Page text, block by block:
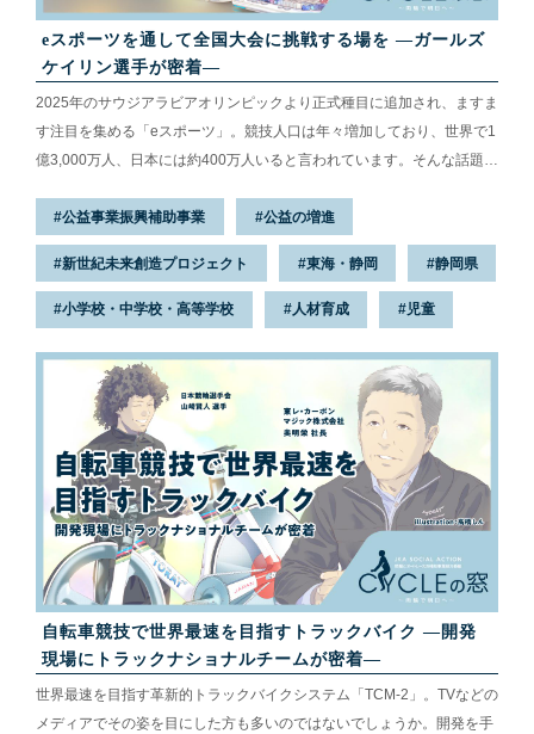
eスポーツを通して全国大会に挑戦する場を ―ガールズ
ケイリン選手が密着―
2025年のサウジアラビアオリンピックより正式種目に追加され、ますま
す注目を集める「eスポーツ」。競技人口は年々増加しており、世界で1
億3,000万人、日本には約400万人いると言われています。そんな話題の
精華学園高等学校 清水校です。eスポーツコースは2023年度に新設され
たばかり。その設立に競輪とオートレースの補助事業が関わっていると
聞き、静岡県出身のガールズケイリン選手、鈴木奈央選手が学校を訪
問。コース立ち上げのエピソードや活動の様子を取材します。※eスポ
ーツとは「エレクトロニック・スポーツ」の略で、電子機器を用いて
行...
公益事業振興補助事業 公益の増進
新世紀未来創造プロジェクト 東海・静岡 静岡県
小学校・中学校・高等学校 人材育成 児童
自転車競技で世界最速を目指すトラックバイク ―開発
現場にトラックナショナルチームが密着―
世界最速を目指す革新的トラックバイクシステム「TCM-2」。TVなどの
メディアでその姿を目にした方も多いのではないでしょうか。開発を手